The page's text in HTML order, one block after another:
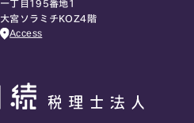
一丁目195番地1
大宮ソラミチKOZ4階
Access